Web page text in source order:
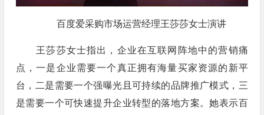
百度爱采购市场运营经理王莎莎女士演讲
王莎莎女士指出，企业在互联网阵地中的营销痛
点，一是企业需要一个真正拥有海量买家资源的新平
台，二是需要一个强曝光且可持续的品牌推广模式，三
是需要一个可快速提升企业转型的落地方案。她表示百